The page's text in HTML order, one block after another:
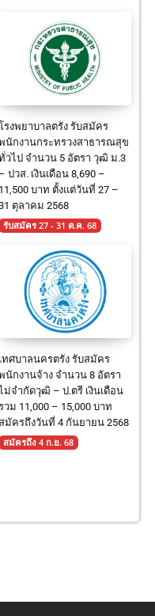
รงพยาบาลตรัง รับสมัคร
นักงานกระทรวงสาธารณสุข
วไป จำนวน 5 อัตรา วุฒิ ม.3
– ปวส. เงินเดือน 8,690 –
11,500 บาท ตั้งแต่วันที่ 27 –
ตุลาคม 2568
รับสมัคร 27 - 31 ต.ค. 68
เทศบาลนครตรัง รับสมัคร
นักงานจ้าง จำนวน 8 อัตรา
ม่จำกัดวุฒิ – ป.ตรี เงินเดือน
วม 11,000 – 15,000 บาท
สมัครถึงวันที่ 4 กันยายน 2568
สมัครถึง 4 ก.ย. 68